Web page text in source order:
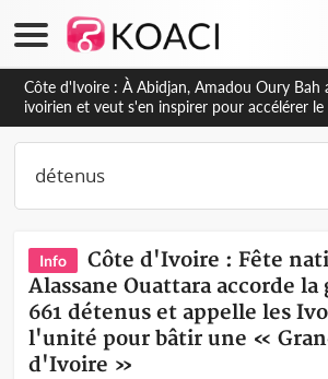
Côte d'Ivoire : À Abidjan, Amadou Oury Bah
ivoirien et veut s'en inspirer pour accélérer
de la Guinée
Info
Côte d'Ivoire : Fête
Alassane Ouattara accorde la
661 détenus et appelle les
l'unité pour bâtir une «
d'Ivoire »